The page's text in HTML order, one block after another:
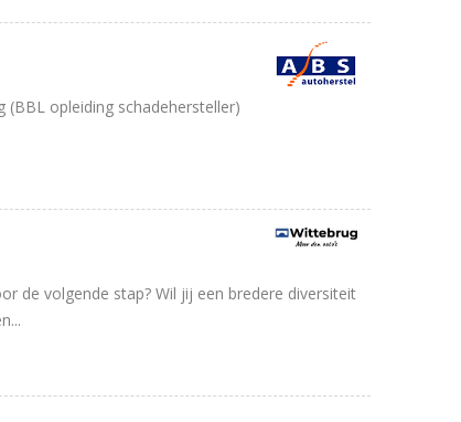
opleiding schadehersteller)
de volgende stap? Wil jij een bredere diversiteit